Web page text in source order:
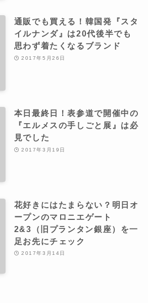
通販でも買える！韓国発『スタ
イルナンダ』は20代後半でも
思わず着たくなるブランド
2017年5月26日
本日最終日！表参道で開催中の
『エルメスの手しごと展』は必
見でした
2017年3月19日
花好きにはたまらない？明日オ
ープンのマロニエゲート
2&3（旧プランタン銀座）を一
足お先にチェック
2017年3月14日